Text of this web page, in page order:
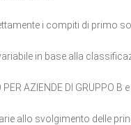
i compiti di primo
in base alla
AZIENDE DI GRUPPO B
allo svolgimento delle